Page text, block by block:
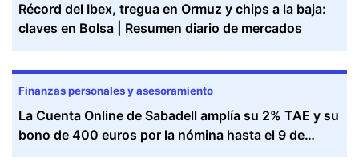
Récord del Ibex, tregua en Ormuz y chips a la baja:
claves en Bolsa | Resumen diario de mercados
Finanzas personales y asesoramiento
La Cuenta Online de Sabadell amplía su 2% TAE y su
bono de 400 euros por la nómina hasta el 9 de